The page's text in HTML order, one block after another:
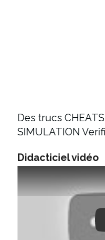
Des trucs
SIMULATION
Didacticiel vidéo